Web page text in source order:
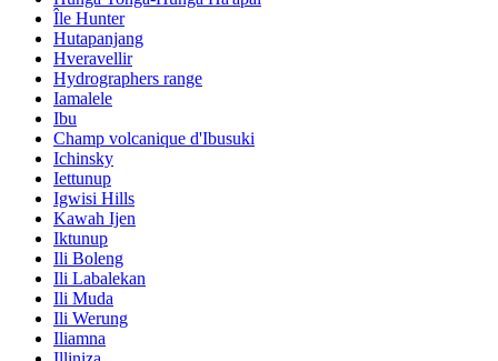
Île Hunter
Hutapanjang
Hveravellir
Hydrographers range
Iamalele
Ibu
Champ volcanique d'Ibusuki
Ichinsky
Iettunup
Igwisi Hills
Kawah Ijen
Iktunup
Ili Boleng
Ili Labalekan
Ili Muda
Ili Werung
Iliamna